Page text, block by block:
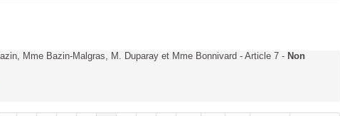
Mme Bazin-Malgras, M. Duparay et Mme Bonnivard - Article 7 - Non